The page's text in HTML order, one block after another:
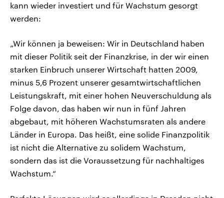
kann wieder investiert und für Wachstum gesorgt
werden:
„Wir können ja beweisen: Wir in Deutschland haben
mit dieser Politik seit der Finanzkrise, in der wir einen
starken Einbruch unserer Wirtschaft hatten 2009,
minus 5,6 Prozent unserer gesamtwirtschaftlichen
Leistungskraft, mit einer hohen Neuverschuldung als
Folge davon, das haben wir nun in fünf Jahren
abgebaut, mit höheren Wachstumsraten als andere
Länder in Europa. Das heißt, eine solide Finanzpolitik
ist nicht die Alternative zu solidem Wachstum,
sondern das ist die Voraussetzung für nachhaltiges
Wachstum.“